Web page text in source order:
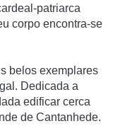
patriarca
corpo encontra-se
belos exemplares
Dedicada a
edificar cerca
de Cantanhede.